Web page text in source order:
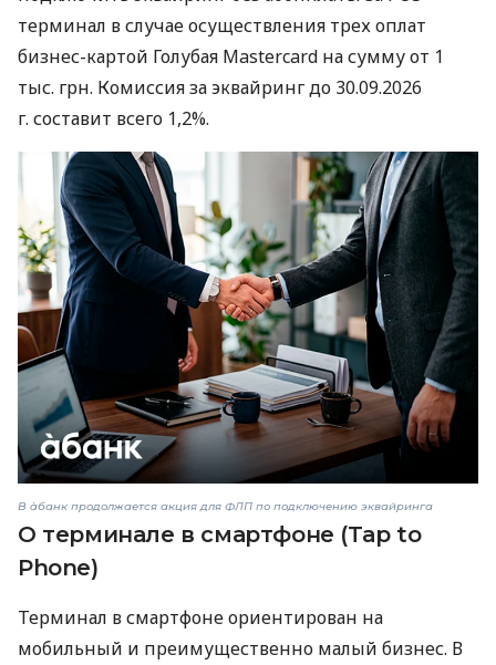
терминал в случае осуществления трех оплат
бизнес-картой Голубая Mastercard на сумму от 1
тыс. грн. Комиссия за эквайринг до 30.09.2026
г. составит всего 1,2%.
В àбанк продолжается акция для ФЛП по подключению эквайринга
О терминале в смартфоне (Tap to
Phone)
Терминал в смартфоне ориентирован на
мобильный и преимущественно малый бизнес. В